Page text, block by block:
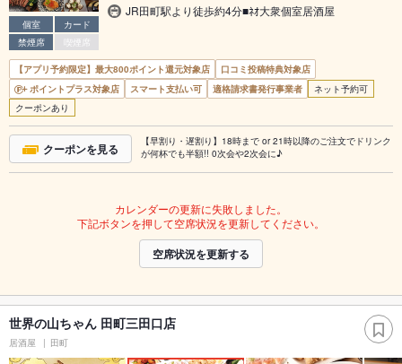
個室
カード
禁煙席
喫煙席
JR田町駅より徒歩約4分■ﾈｵ大衆個室居酒屋
【アプリ予約限定】最大800ポイント還元対象店
口コミ投稿特典対象店
ポイントプラス対象店
スマート支払い可 適格請求書発行事業者
ネット予約可
クーポンあり
クーポンを見る
【早割り・遅割り】18時まで or 21時以降のご注文でドリンク
が何杯でも半額!! 0次会や2次会に♪
カレンダーの更新に失敗しました。
下記ボタンを押して空席状況を更新してください。
空席状況を更新する
世界の山ちゃん 田町三田口店
居酒屋 田町